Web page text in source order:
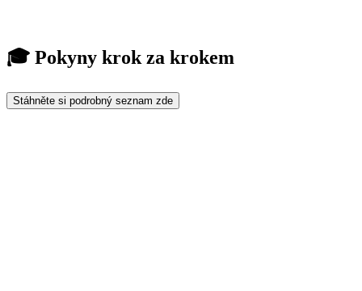
🎓 Pokyny krok za krokem
Stáhněte si podrobný seznam zde